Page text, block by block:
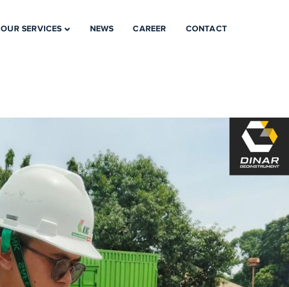
OUR SERVICES NEWS CAREER CONTACT